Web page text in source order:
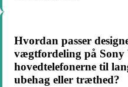
Hvordan passer
vægtfordeling på Sony
hovedtelefonerne til
ubehag eller træthed?